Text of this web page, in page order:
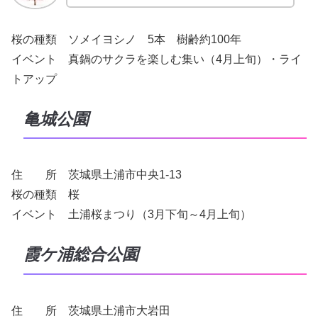
桜の種類 ソメイヨシノ 5本 樹齢約100年
イベント 真鍋のサクラを楽しむ集い（4月上旬）・ライ
トアップ
亀城公園
住 所 茨城県土浦市中央1-13
桜の種類 桜
イベント 土浦桜まつり（3月下旬～4月上旬）
霞ケ浦総合公園
住 所 茨城県土浦市大岩田